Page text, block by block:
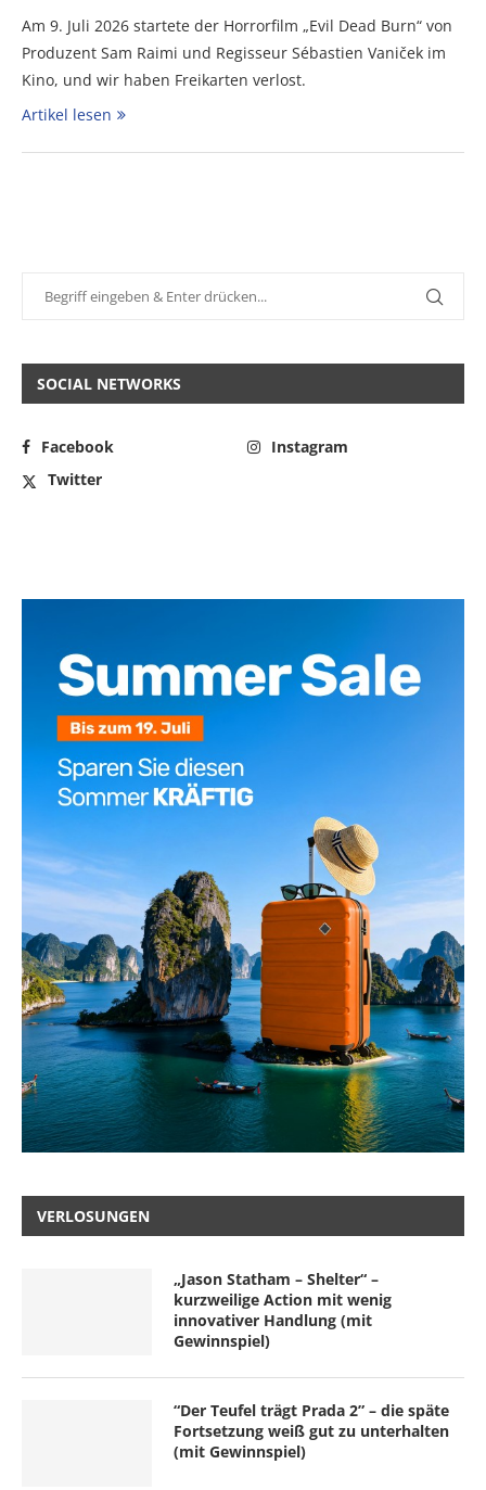
Am 9. Juli 2026 startete der Horrorfilm „Evil Dead Burn“ von
Produzent Sam Raimi und Regisseur Sébastien Vaniček im
Kino, und wir haben Freikarten verlost.
Artikel lesen
SOCIAL NETWORKS
Facebook
Instagram
Twitter
VERLOSUNGEN
„Jason Statham – Shelter“ –
kurzweilige Action mit wenig
innovativer Handlung (mit
Gewinnspiel)
“Der Teufel trägt Prada 2” – die späte
Fortsetzung weiß gut zu unterhalten
(mit Gewinnspiel)